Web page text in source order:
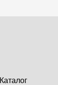
Каталог